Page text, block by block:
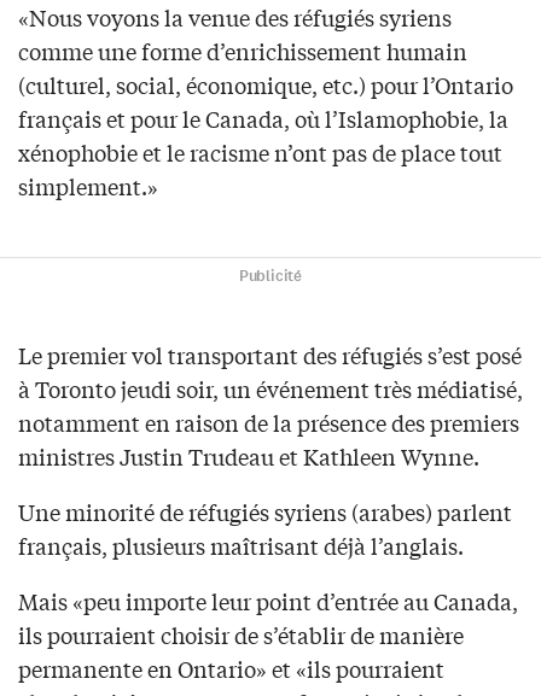
«Nous voyons la venue des réfugiés syriens
comme une forme d’enrichissement humain
(culturel, social, économique, etc.) pour l’Ontario
français et pour le Canada, où l’Islamophobie, la
xénophobie et le racisme n’ont pas de place tout
simplement.»
Publicité
Le premier vol transportant des réfugiés s’est posé
à Toronto jeudi soir, un événement très médiatisé,
notamment en raison de la présence des premiers
ministres Justin Trudeau et Kathleen Wynne.
Une minorité de réfugiés syriens (arabes) parlent
français, plusieurs maîtrisant déjà l’anglais.
Mais «peu importe leur point d’entrée au Canada,
ils pourraient choisir de s’établir de manière
permanente en Ontario» et «ils pourraient